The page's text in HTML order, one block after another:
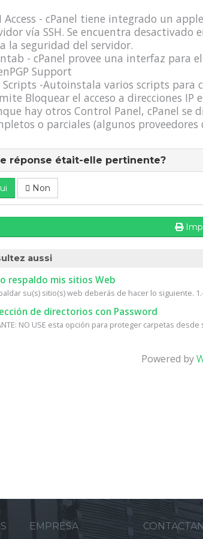
Access - cPanel tiene integrado un
vía SSH. Se encuentra
la seguridad del servidor.
- cPanel provee una interfaz para
Support
Scripts -Autoinstala varios scripts para
Bloquear el acceso a direcciones IP
hay otros Control Panel, cPanel
o parciales (algunos
réponse était-elle pertinente?
Non
aussi
respaldo mis sitios Web
su(s) sitio(s) web deberás de hacer lo siguiente.
de directorios con Password
NO USE esta opción para proteger carpetas
Powered by
EMPRESA